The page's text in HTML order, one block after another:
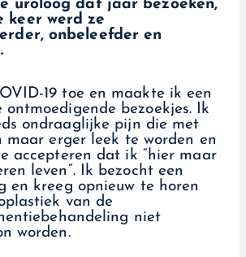
uroloog dat jaar bezoeken,
keer werd ze
onbeleefder en
19 toe en maakte ik een
ontmoedigende bezoekjes. Ik
ondraaglijke pijn die met
maar erger leek te worden en
accepteren dat ik “hier maar
leven”. Ik bezocht een
en kreeg opnieuw te horen
van de
niet
worden.